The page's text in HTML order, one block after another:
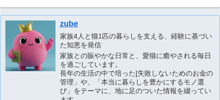
zube
家族4人と猫1匹の暮らしを支える、経験に基づい
た知恵を発信
家族との賑やかな日常と、愛猫に癒やされる毎日
を過ごしています。
長年の生活の中で培った[失敗しないためのお金の
管理」や、「本当に暮らしを豊かにするモノ選
び」をテーマに、地に足のついた情報を綴ってい